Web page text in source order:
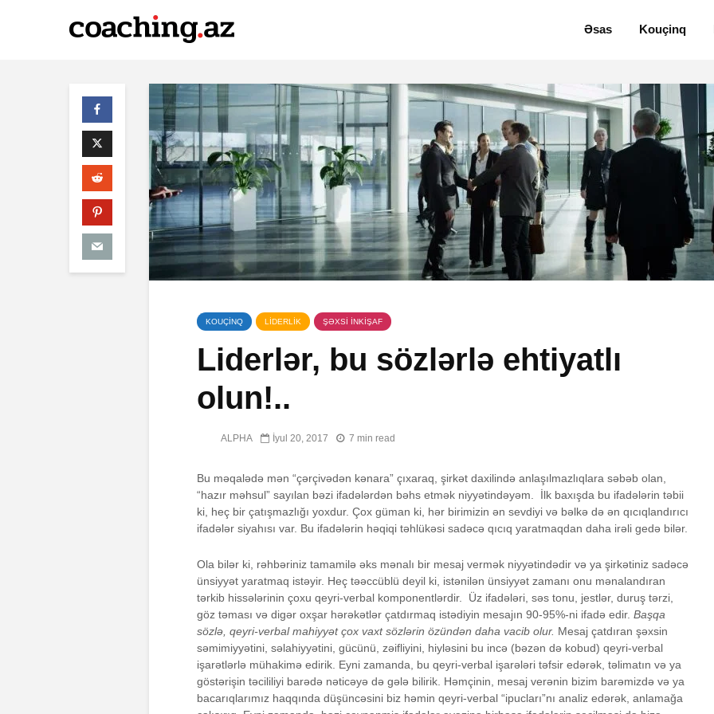
Əsas Kouçinq
KOUÇİNQ LİDERLİK ŞƏXSİ İNKİŞAF
Liderlər, bu sözlərlə ehtiyatlı
olun!..
ALPHA İyul 20, 2017 7 min read
Bu məqalədə mən “çərçivədən kənara” çıxaraq, şirkət daxilində anlaşılmazlıqlara səbəb olan,
“hazır məhsul” sayılan bəzi ifadələrdən bəhs etmək niyyətindəyəm. İlk baxışda bu ifadələrin təbii
ki, heç bir çatışmazlığı yoxdur. Çox güman ki, hər birimizin ən sevdiyi və bəlkə də ən qıcıqlandırıcı
ifadələr siyahısı var. Bu ifadələrin həqiqi təhlükəsi sadəcə qıcıq yaratmaqdan daha irəli gedə bilər.
Ola bilər ki, rəhbəriniz tamamilə əks mənalı bir mesaj vermək niyyətindədir və ya şirkətiniz sadəcə
ünsiyyət yaratmaq istəyir. Heç təəccüblü deyil ki, istənilən ünsiyyət zamanı onu mənalandıran
tərkib hissələrinin çoxu qeyri-verbal komponentlərdir. Üz ifadələri, səs tonu, jestlər, duruş tərzi,
göz təması və digər oxşar hərəkətlər çatdırmaq istədiyin mesajın 90-95%-ni ifadə edir. Başqa
sözlə, qeyri-verbal mahiyyət çox vaxt sözlərin özündən daha vacib olur. Mesaj çatdıran şəxsin
səmimiyyətini, səlahiyyətini, gücünü, zəifliyini, hiyləsini bu incə (bəzən də kobud) qeyri-verbal
işarətlərlə mühakimə edirik. Eyni zamanda, bu qeyri-verbal işarələri təfsir edərək, təlimatın və ya
göstərişin təcililiyi barədə nəticəyə də gələ bilirik. Həmçinin, mesaj verənin bizim barəmizdə və ya
bacarıqlarımız haqqında düşüncəsini biz həmin qeyri-verbal “ipucları”nı analiz edərək, anlamağa